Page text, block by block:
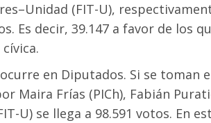
(FIT-U),
Es decir, 39.147 a favor de los
en Diputados. Si se toman
Maira Frías (PICh), Fabián
U) se llega a 98.591 votos. En